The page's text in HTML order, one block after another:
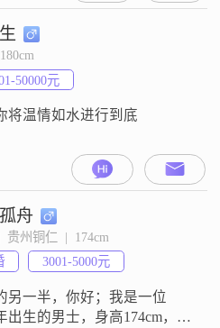
让我过上稳定而舒适的生活
我拥有中专学历，在这个
展的时代，我始终保持着学
情，不断提升自己##3002##
面，我是一个温柔体贴的
是愿
50000元
将温情如水进行到底
舟
贵州铜仁  |  174cm
3001-5000元
另一半，你好；我是一位
出生的男士，身高174cm，目